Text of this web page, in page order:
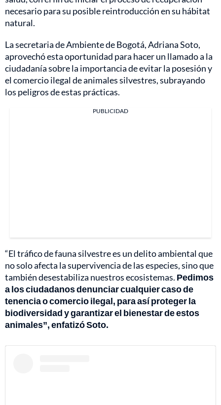
necesario para su posible reintroducción en su hábitat
natural.
La secretaria de Ambiente de Bogotá, Adriana Soto,
aprovechó esta oportunidad para hacer un llamado a la
ciudadanía sobre la importancia de evitar la posesión y
el comercio ilegal de animales silvestres, subrayando
los peligros de estas prácticas.
PUBLICIDAD
“El tráfico de fauna silvestre es un delito ambiental que
no solo afecta la supervivencia de las especies, sino que
también desestabiliza nuestros ecosistemas. Pedimos
a los ciudadanos denunciar cualquier caso de
tenencia o comercio ilegal, para así proteger la
biodiversidad y garantizar el bienestar de estos
animales”, enfatizó Soto.